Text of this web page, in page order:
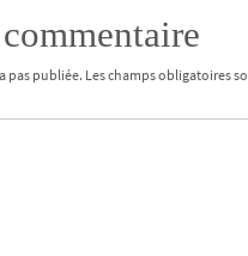
pas publiée. Les champs obligatoires